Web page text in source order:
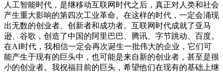
人工智能时代，是继移动互联网时代之后，真正对人类和社会
产生重大影响的第四次工业革命。在这样的时代，一定会涌现
出无数的创业者、创新者和成功者。互联网时代成就了亚马
逊、谷歌，创造了中国的阿里巴巴、腾讯、字节跳动、百度。
在AI时代，我相信一定会再次诞生一批伟大的企业，它们可
能产生于现有的巨头中，也可能是来自新的创业者，甚至是很
小的创业者。我祝福目前的巨头，希望他们在现有的基础上继